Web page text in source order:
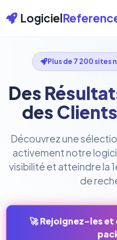
Logiciel
Plus de 7 200 sites
Des
des
Découvrez une
activement notre
visibilité et atteindre la
de
🚀 Rejoignez-les